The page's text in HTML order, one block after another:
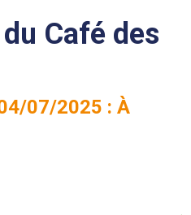
Café des
07/2025 : À